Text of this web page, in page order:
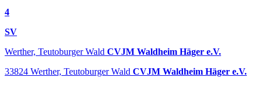
4
SV
Werther, Teutoburger Wald CVJM Waldheim Häger e.V.
33824 Werther, Teutoburger Wald CVJM Waldheim Häger e.V.